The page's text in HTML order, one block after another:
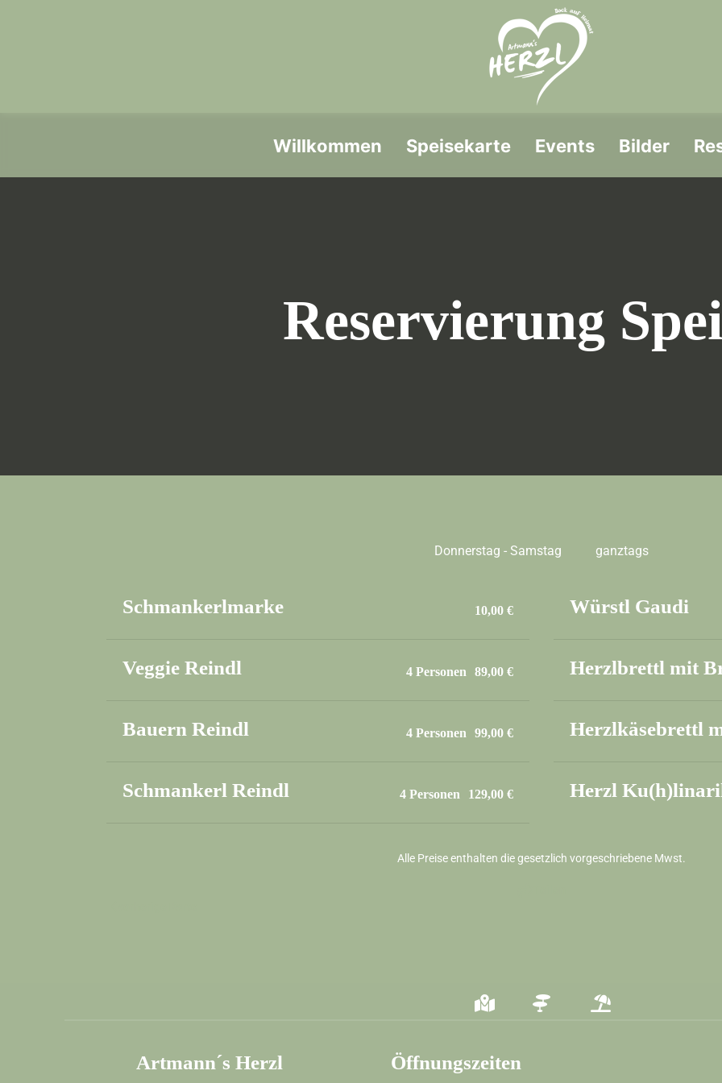
Willkommen Speisekarte Events Bilder
Reservierung
Donnerstag - Samstag ganztags
Schmankerlmarke 10,00 €
Veggie Reindl 4 Personen 89,00 €
Bauern Reindl 4 Personen 99,00 €
Schmankerl Reindl 4 Personen 129,00 €
Würstl Gaudi
Herzlbrettl mit
Herzlkäsebrettl
Herzl
Alle Preise enthalten die gesetzlich vorgeschriebene Mwst.
Artmann´s Herzl Öffnungszeiten